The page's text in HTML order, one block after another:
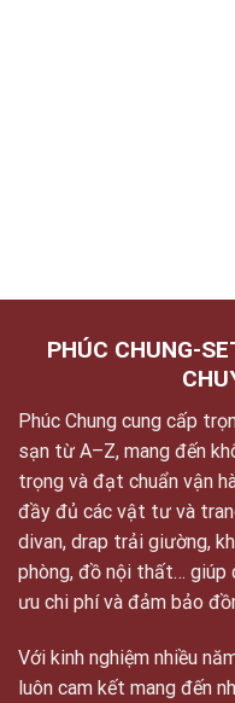
PHÚC CHUNG-
Phúc Chung cung cấp
sạn từ A–Z, mang đến
trọng và đạt chuẩn vận
đầy đủ các vật tư và
divan, drap trải giường,
phòng, đồ nội thất…
ưu chi phí và đảm bảo
Với kinh nghiệm nhiều
luôn cam kết mang đến